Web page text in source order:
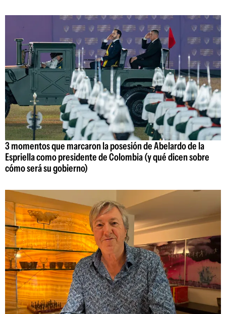
3 momentos que marcaron la posesión de Abelardo de la
Espriella como presidente de Colombia (y qué dicen sobre
cómo será su gobierno)